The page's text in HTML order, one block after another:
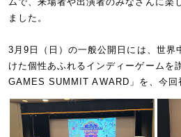
ました。
3月9日（日）の一般公開日には、世界
けた個性あふれるインディーゲームを
GAMES SUMMIT AWARD」を、今回